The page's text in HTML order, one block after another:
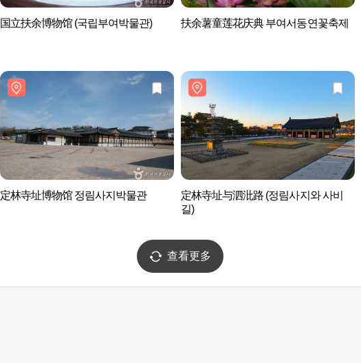
国立扶余博物馆 (국립부여박물관) 扶余薯童莲花庆典 부여서동연꽃축제
定林寺址博物馆 정림사지박물관
定林寺址与泗沘路 (정림사지와 사비
길)
查看更多